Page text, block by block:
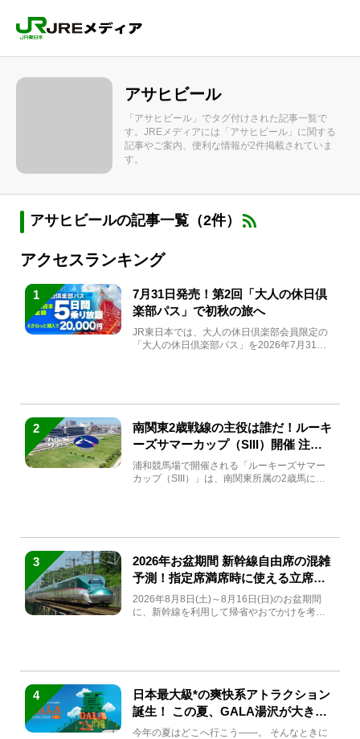
アサヒビール
「アサヒビール」でタグ付けされた記事一覧で
す。JREメディアには「アサヒビール」に関する
記事やご案内、便利な情報が2件掲載されていま
す。
アサヒビールの記事一覧（2件）
アクセスランキング
1
7月31日発売！第2回「大人の休日倶
楽部パス」で初秋の旅へ
JR東日本では、大人の休日倶楽部会員限定の
「大人の休日倶楽部パス」を2026年7月31日
2
南関東2歳戦線の主役は誰だ！ルーキ
ーズサマーカップ（SIII）開催 注目
馬と見どころをチェック
浦和競馬場で開催される「ルーキーズサマー
カップ（SIII）」は、南関東所属の2歳馬によ
3
2026年お盆期間 新幹線自由席の混雑
予測！指定席満席時に使える立席特
急券も解説
2026年8月8日(土)～8月16日(日)のお盆期間
に、新幹線を利用して帰省やおでかけを考え
4
日本最大級*の爽快系アトラクション
誕生！ この夏、GALA湯沢が大きく
生まれ変わる
今年の夏はどこへ行こう――。 そんなときに